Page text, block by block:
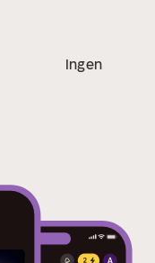
Ingen